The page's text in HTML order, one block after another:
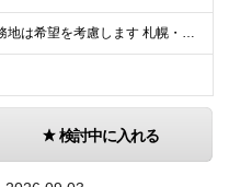
┃全国募集！勤務地は希望を考慮します 札幌・仙台・東京・横浜・金沢・名古屋・大阪・京都・広島・福岡 募集 ※上記のほか、全国に拠点あり ※キャリアアップやキャリアシフトに伴う転勤も一部ありますが、基
検討中に入れる